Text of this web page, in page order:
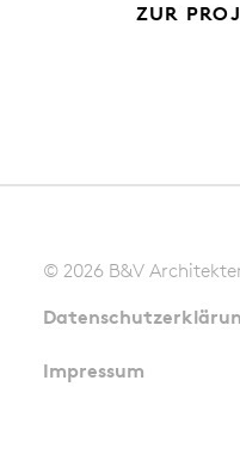
ZUR
© 2026 B&V
Impressum